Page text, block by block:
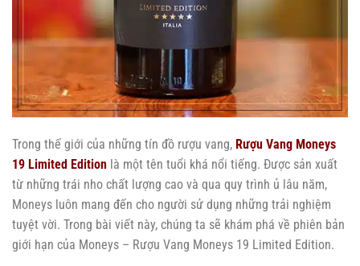
Trong thế giới của những tín đồ rượu vang, Rượu Vang Moneys
19 Limited Edition là một tên tuổi khá nổi tiếng. Được sản xuất
từ những trái nho chất lượng cao và qua quy trình ủ lâu năm,
Moneys luôn mang đến cho người sử dụng những trải nghiệm
tuyệt vời. Trong bài viết này, chúng ta sẽ khám phá về phiên bản
giới hạn của Moneys – Rượu Vang Moneys 19 Limited Edition.